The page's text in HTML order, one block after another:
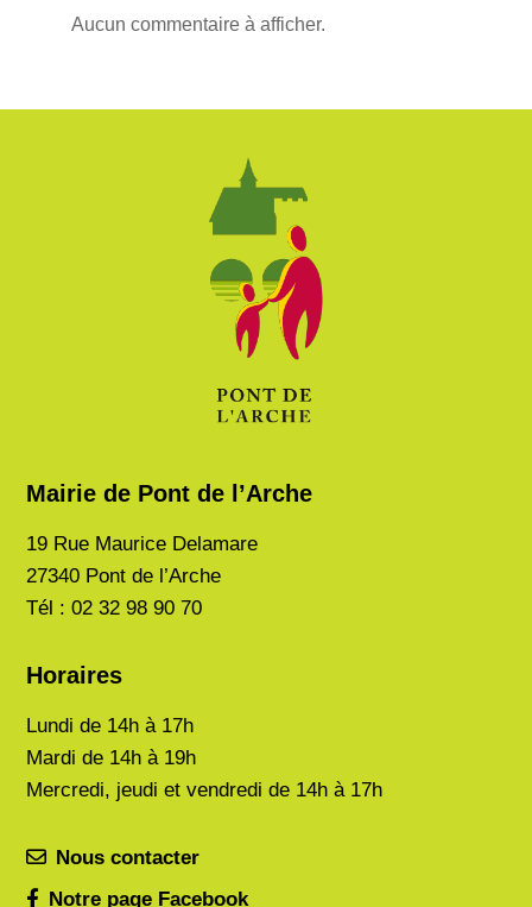
Aucun commentaire à afficher.
Mairie de Pont de l’Arche
19 Rue Maurice Delamare
27340 Pont de l’Arche
Tél : 02 32 98 90 70
Horaires
Lundi de 14h à 17h
Mardi de 14h à 19h
Mercredi, jeudi et vendredi de 14h à 17h
Nous contacter
Notre page Facebook